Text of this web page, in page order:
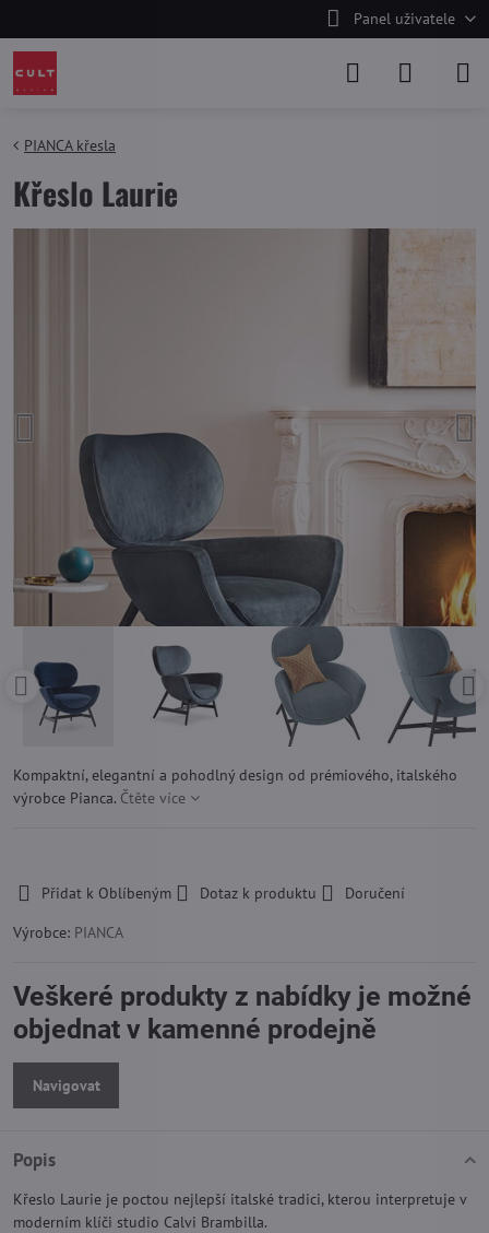
Panel uživatele
PIANCA křesla
Křeslo Laurie
Kompaktní, elegantní a pohodlný design od prémiového, italského
výrobce Pianca. Čtěte více
Přidat k Oblíbeným
Dotaz k produktu
Doručení
Výrobce: PIANCA
Veškeré produkty z nabídky je možné
objednat v kamenné prodejně
Navigovat
Popis
Křeslo Laurie je poctou nejlepší italské tradici, kterou interpretuje v
moderním klíči studio Calvi Brambilla.